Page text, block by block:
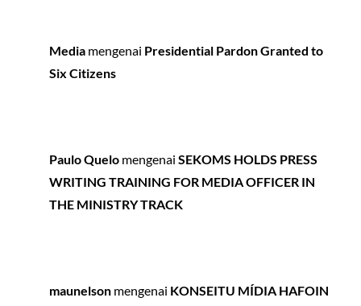
Media mengenai Presidential Pardon Granted to
Six Citizens
Paulo Quelo mengenaiSEKOMS HOLDS PRESS
WRITING TRAINING FOR MEDIA OFFICER IN
THE MINISTRY TRACK
maunelson mengenai KONSEITU MÍDIA HAFOIN